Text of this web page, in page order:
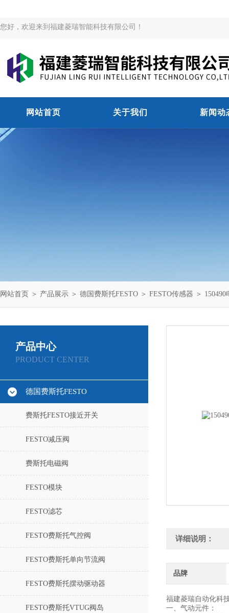
您好，欢迎来到福建菱瑞智能科技有限公司！
网站首页 关于我们 新闻动
网站首页 ＞ 产品展示 ＞ 德国费斯托FESTO ＞ FESTO传感器 ＞
产品中心
PRODUCT CENTER
德国费斯托FESTO
费斯托FESTO接近开关
FESTO减压阀
费斯托电磁阀
FESTO模块
FESTO滤芯
FESTO费斯托气控阀
FESTO费斯托单向节流阀
FESTO费斯托摆动驱动器
FESTO费斯托VTUG阀岛
详细说明：
品牌
福建菱瑞自动化科
一、气动元件：